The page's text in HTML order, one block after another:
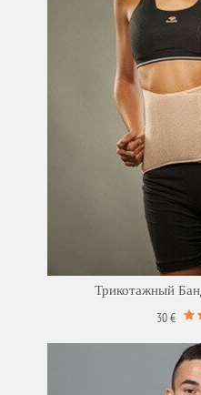
Трикотажный
30 €